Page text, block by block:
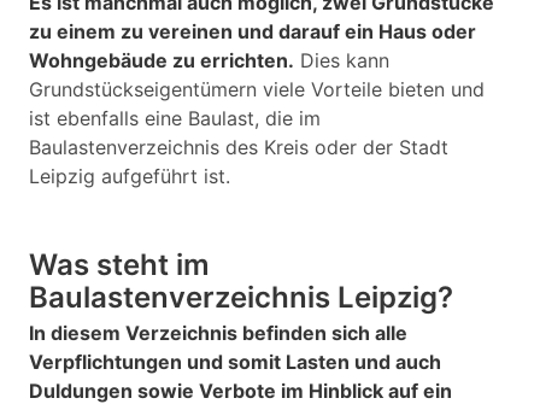
zu einem zu vereinen und darauf ein Haus oder
Wohngebäude zu errichten. Dies kann
Grundstückseigentümern viele Vorteile bieten und
ist ebenfalls eine Baulast, die im
Baulastenverzeichnis des Kreis oder der Stadt
Leipzig aufgeführt ist.
Was steht im
Baulastenverzeichnis Leipzig?
In diesem Verzeichnis befinden sich alle
Verpflichtungen und somit Lasten und auch
Duldungen sowie Verbote im Hinblick auf ein